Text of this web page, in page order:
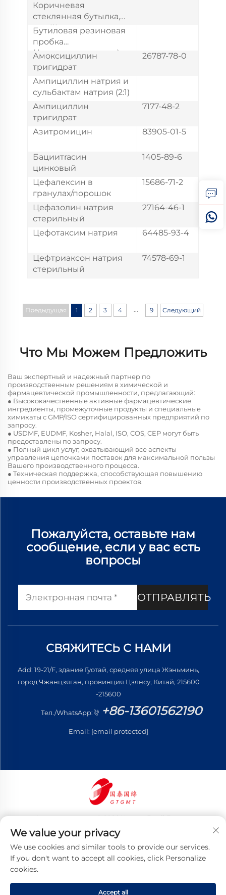
Коричневая
стеклянная бутылка,
тип III
Бутиловая резиновая
пробка
(фармацевтическая)
Амоксициллин
тригидрат
26787-78-0
Ампициллин натрия и
сульбактам натрия (2:1)
Ампициллин
тригидрат
7177-48-2
Азитромицин 83905-01-5
Бациитracин
цинковый
1405-89-6
Цефалексин в
гранулах/порошок
15686-71-2
Цефазолин натрия
стерильный
27164-46-1
Цефотаксим натрия 64485-93-4
Цефтриаксон натрия
стерильный
74578-69-1
Предыдущая 1 2 3 4 ... 9 Следующий
Что Мы Можем Предложить
Ваш экспертный и надежный партнер по
производственным решениям в химической и
фармацевтической промышленности, предлагающий:
● Высококачественные активные фармацевтические
ингредиенты, промежуточные продукты и специальные
химикаты с GMP/ISO сертифицированных предприятий по
запросу.
● USDMF, EUDMF, Kosher, Halal, ISO, COS, CEP могут быть
предоставлены по запросу.
● Полный цикл услуг, охватывающий все аспекты
управления цепочками поставок для максимальной пользы
Вашего производственного процесса.
● Техническая поддержка, способствующая повышению
ценности производственных проектов.
Пожалуйста, оставьте нам
сообщение, если у вас есть
вопросы
ОТПРАВЛЯТЬ
СВЯЖИТЕСЬ С НАМИ
Add: 19-21/F, здание Гуотай, средняя улица Жэньминь,
город Чжанцзяган, провинция Цзянсу, Китай, 215600
-215600
Тел./WhatsApp: +86-13601562190
Email: [email protected]
Авторские права © 2026 Цзянсу Готай Гоминь
Трейдинг Ко., Лтд. Все права защищены
Политика конфиденциальности
We value your privacy
We use cookies and similar tools to provide our services.
If you don't want to accept all cookies, click Personalize
cookies.
Accept all